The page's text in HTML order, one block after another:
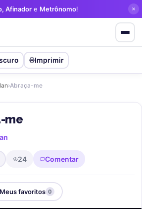
Afinador e Metrônomo!
Imprimir
›Abraça-me
me
24 Comentar
Meus favoritos 0